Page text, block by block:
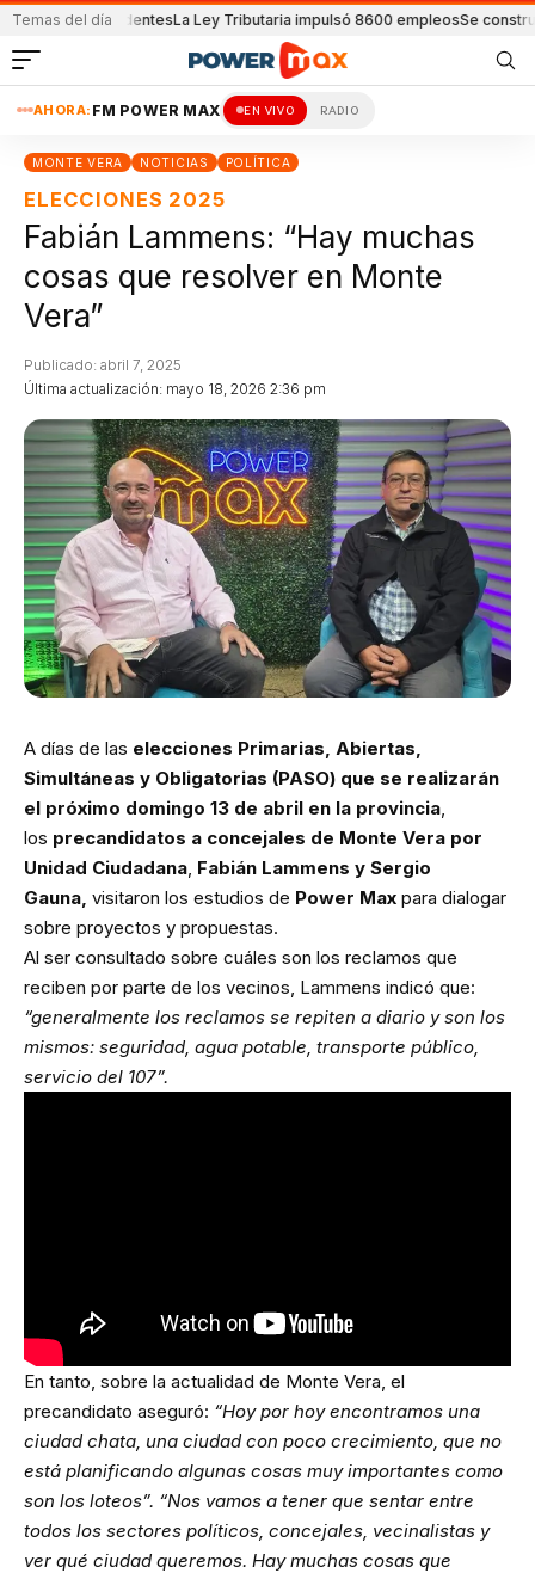
Temas del día
por accidentes La Ley Tributaria impulsó 8600 empleosSe construye
AHORA: FM POWER MAX EN VIVO RADIO
MONTE VERA NOTICIAS POLÍTICA
ELECCIONES 2025
Fabián Lammens: “Hay muchas
cosas que resolver en Monte
Vera”
Última actualización: mayo 18, 2026 2:36 pm
Publicado: abril 7, 2025
A días de las elecciones Primarias, Abiertas,
Simultáneas y Obligatorias (PASO) que se realizarán
el próximo domingo 13 de abril en la provincia,
los precandidatos a concejales de Monte Vera por
Unidad Ciudadana, Fabián Lammens y Sergio
Gauna, visitaron los estudios de Power Max para dialogar
sobre proyectos y propuestas.
Al ser consultado sobre cuáles son los reclamos que
reciben por parte de los vecinos, Lammens indicó que:
“generalmente los reclamos se repiten a diario y son los
mismos: seguridad, agua potable, transporte público,
servicio del 107”.
En tanto, sobre la actualidad de Monte Vera, el
precandidato aseguró: “Hoy por hoy encontramos una
ciudad chata, una ciudad con poco crecimiento, que no
está planificando algunas cosas muy importantes como
son los loteos”. “Nos vamos a tener que sentar entre
todos los sectores políticos, concejales, vecinalistas y
ver qué ciudad queremos. Hay muchas cosas que